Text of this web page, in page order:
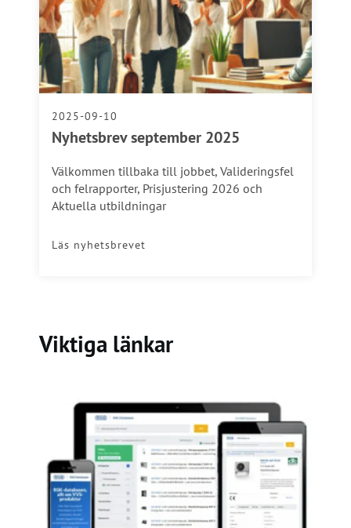
2025-09-10
Nyhetsbrev september 2025
Välkommen tillbaka till jobbet, Valideringsfel
och felrapporter, Prisjustering 2026 och
Aktuella utbildningar
Läs nyhetsbrevet
Viktiga länkar